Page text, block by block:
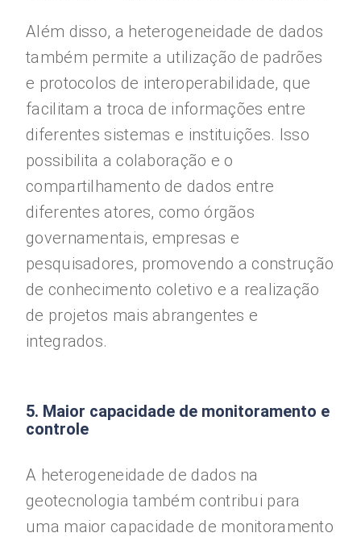
Além disso, a heterogeneidade de dados
também permite a utilização de padrões
e protocolos de interoperabilidade, que
facilitam a troca de informações entre
diferentes sistemas e instituições. Isso
possibilita a colaboração e o
compartilhamento de dados entre
diferentes atores, como órgãos
governamentais, empresas e
pesquisadores, promovendo a construção
de conhecimento coletivo e a realização
de projetos mais abrangentes e
integrados.
5. Maior capacidade de monitoramento e
controle
A heterogeneidade de dados na
geotecnologia também contribui para
uma maior capacidade de monitoramento